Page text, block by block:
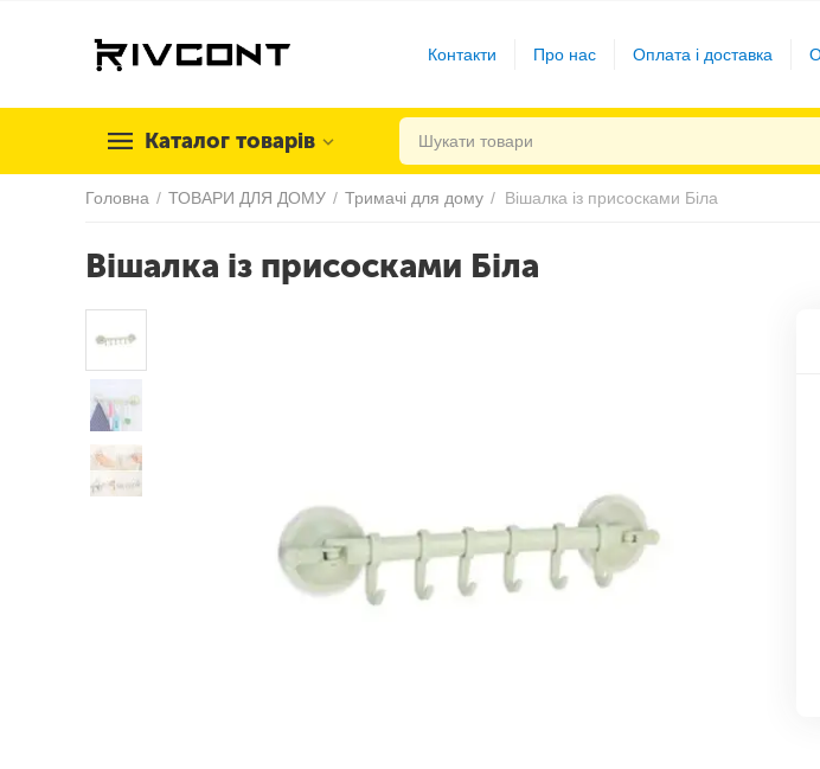
Контакти Про нас Оплата і доставка
Каталог товарів
Головна / ТОВАРИ ДЛЯ ДОМУ / Тримачі для дому / Вішалка із присосками Біла
Вішалка із присосками Біла